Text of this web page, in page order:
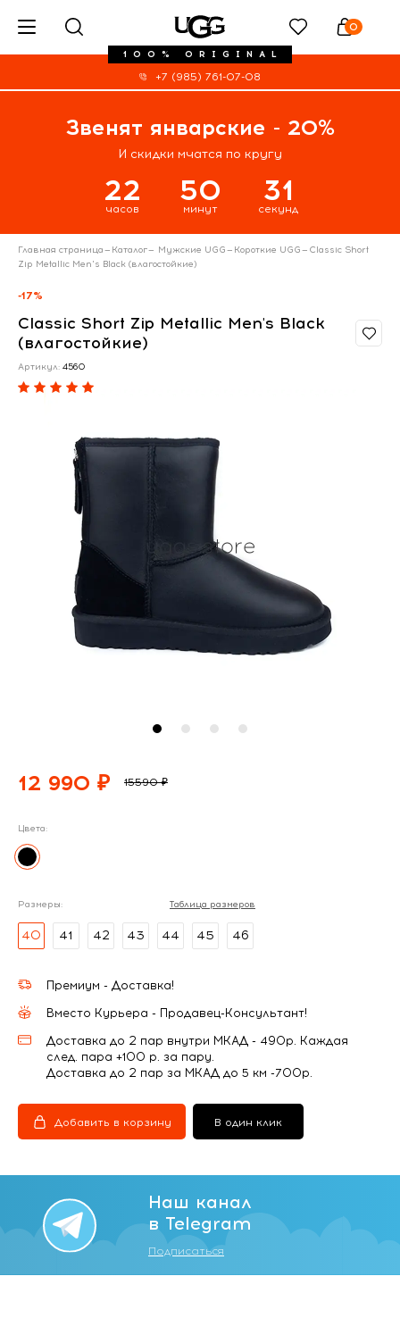
100% ORIGINAL
0
+7 (985) 761-07-08
Звенят январские - 20%
И скидки мчатся по кругу
22
часов
50
минут
30
секунд
Главная страница— Каталог— Мужские UGG— Короткие UGG— Classic Short
Zip Metallic Men's Black (влагостойкие)
-17%
Classic Short Zip Metallic Men's Black
(влагостойкие)
Артикул: 4560
12 990 ₽ 15590 ₽
Цвета:
Размеры: Таблица размеров
40 41 42 43 44 45 46
Премиум - Доставка!
Вместо Курьера - Продавец-Консультант!
Доставка до 2 пар внутри МКАД - 490р. Каждая
след. пара +100 р. за пару.
Доставка до 2 пар за МКАД до 5 км -700р.
Добавить в корзину В один клик
Наш канал
в Telegram
Подписаться